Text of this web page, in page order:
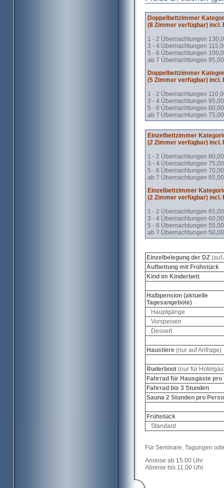
Doppelbettzimmer
(8 Zimmer verfügbar) incl.
1 - 2 Übernachtungen
3 - 4 Übernachtungen
5 - 6 Übernachtungen
ab 7 Übernachtungen
Doppelbettzimmer
(5 Zimmer verfügbar) incl.
1 - 2 Übernachtungen
3 - 4 Übernachtungen
5 - 6 Übernachtungen
ab 7 Übernachtungen
Einzel bettzimmer
(2 Zimmer verfügbar) incl.
1 - 2 Übernachtungen
3 - 4 Übernachtungen
5 - 6 Übernachtungen
ab 7 Übernachtungen
Einzel bettzimmer
(2 Zimmer verfügbar) incl.
1 - 2 Übernachtungen
3 - 4 Übernachtungen
5 - 6 Übernachtungen
ab 7 Übernachtungen
Einzelbelegung der DZ (auf
Aufbettung mit Frühstück
Kind im Kinderbett
Halbpension (aktuelle
Tagesangebote)
Hauptgänge
Vorspeisen
Dessert
Haustiere(nur auf Anfrage)
Ruderboot (nur für
Fahrrad für Hausgäste pro
Fahrrad bis 3 Stunden
Sauna 2 Stunden pro
Frühstück
Standard
Für Seminare, Tagungen
Anreise ab 15.00 Uhr
Abreise bis 11.00 Uhr